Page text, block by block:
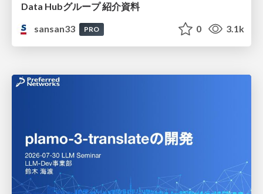
Data Hubグループ 紹介資料
sansan33
PRO 0 3.1k